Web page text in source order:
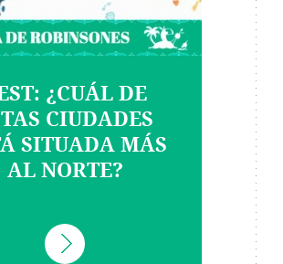
¿CUÁL DE
CIUDADES
SITUADA MÁS
AL NORTE?